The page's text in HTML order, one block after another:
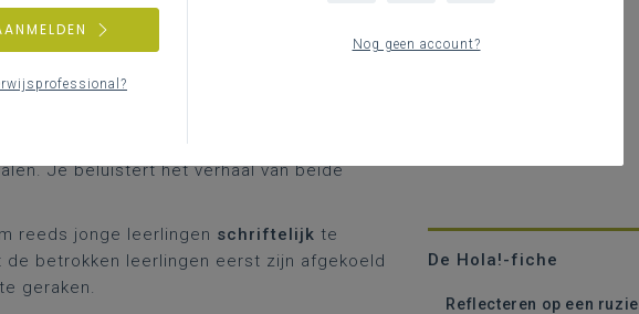
De Hola!-fiche
Reflecteren op een ruzie
Je beluistert het verhaal van beide
reeds jonge leerlingen schriftelijk te
betrokken leerlingen eerst zijn afgekoeld
geraken.
Nog geen account?